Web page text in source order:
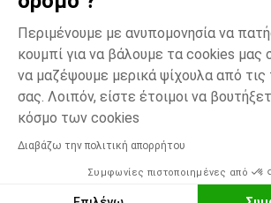
Περιμένουμε με ανυπομονησία να
κουμπί για να βάλουμε τα cookies μας
να μαζέψουμε μερικά ψίχουλα από τις
σας. Λοιπόν, είστε έτοιμοι να
κόσμο των cookies
Διαβάζω την πολιτική απορρήτου
Συμφωνίες πιστοποιημένες από
Γκρι LARGE
Δυνατότητα πληρωμής με
ΠΡΟΣΘΉΚΗ ΣΤΟ ΚΑΛΆΘΙ
*Εμπορικες προσφορες
Προσωπικά δεδομένα
Διαχείρηση των cookies
Προσβασιμότητα: μη
H Orchestra συμμετέχει στον κωδικά
μεσολάβησης της Γαλλικής Ομοσπονδίας